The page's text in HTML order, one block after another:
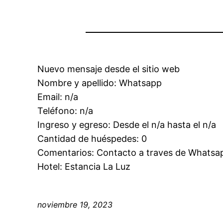
Nuevo mensaje desde el sitio web
Nombre y apellido: Whatsapp
Email: n/a
Teléfono: n/a
Ingreso y egreso: Desde el n/a hasta el n/a
Cantidad de huéspedes: 0
Comentarios: Contacto a traves de
Hotel: Estancia La Luz
noviembre 19, 2023